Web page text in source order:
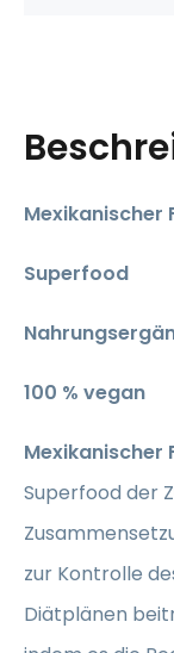
Mexikanischer
Superfood
​100 % vegan
Mexikanischer
Superfood der
zur Kontrolle
Diätplänen